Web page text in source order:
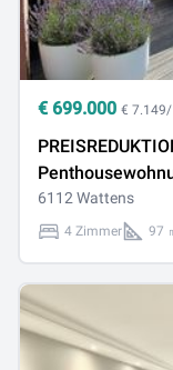
€ 699.000 € 7.149/
Terrasse & 2
6112 Wattens
4 Zimmer 97